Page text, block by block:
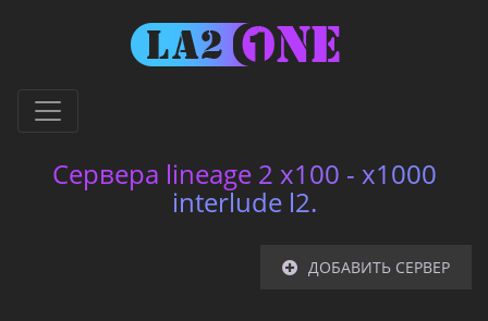
Сервера lineage 2 x100 - x1000
interlude l2.
ДОБАВИТЬ СЕРВЕР